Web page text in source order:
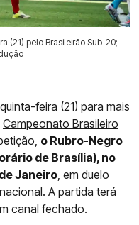
(21) pelo Brasileirão Sub-20;
feira (21) para mais
Campeonato Brasileiro
o Rubro-Negro
de Brasília), no
Janeiro, em duelo
A partida terá
canal fechado.